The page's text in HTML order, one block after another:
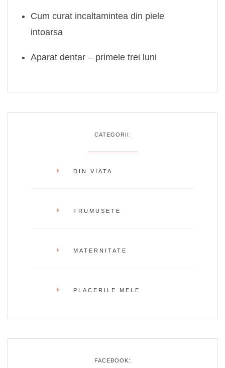
Cum curat incaltamintea din piele
intoarsa
Aparat dentar – primele trei luni
CATEGORII:
DIN VIATA
FRUMUSETE
MATERNITATE
PLACERILE MELE
FACEBOOK: